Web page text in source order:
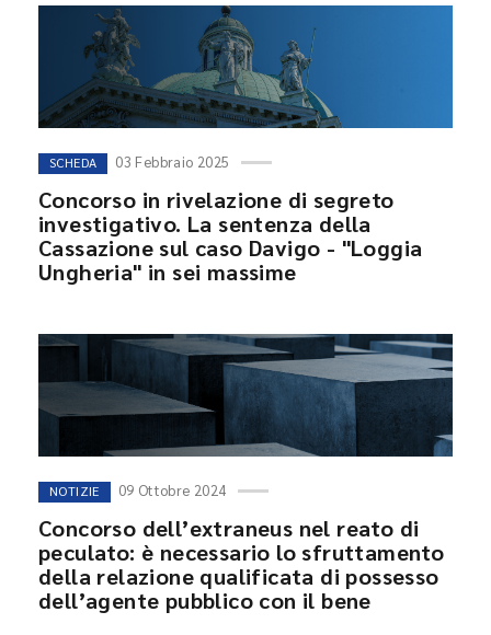
SCHEDA 03 Febbraio 2025
Concorso in rivelazione di segreto
investigativo. La sentenza della
Cassazione sul caso Davigo - "Loggia
Ungheria" in sei massime
NOTIZIE 09 Ottobre 2024
Concorso dell’extraneus nel reato di
peculato: è necessario lo sfruttamento
della relazione qualificata di possesso
dell’agente pubblico con il bene